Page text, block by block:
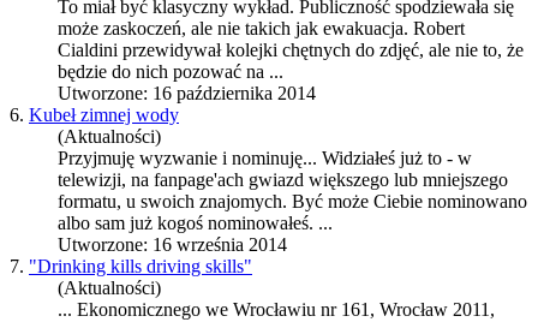
To miał być klasyczny wykład. Publiczność spodziewała się
może zaskoczeń, ale nie takich jak ewakuacja. Robert
Cialdini przewidywał kolejki chętnych do zdjęć, ale nie to, że
będzie do nich pozować na ...
Utworzone: 16 października 2014
6. Kubeł zimnej wody
(Aktualności)
Przyjmuję wyzwanie i nominuję... Widziałeś już to - w
telewizji, na fanpage'ach gwiazd większego lub mniejszego
formatu, u swoich znajomych. Być może Ciebie nominowano
albo sam już kogoś nominowałeś. ...
Utworzone: 16 września 2014
7. "Drinking kills driving skills"
(Aktualności)
... Ekonomicznego we Wrocławiu nr 161, Wrocław 2011,